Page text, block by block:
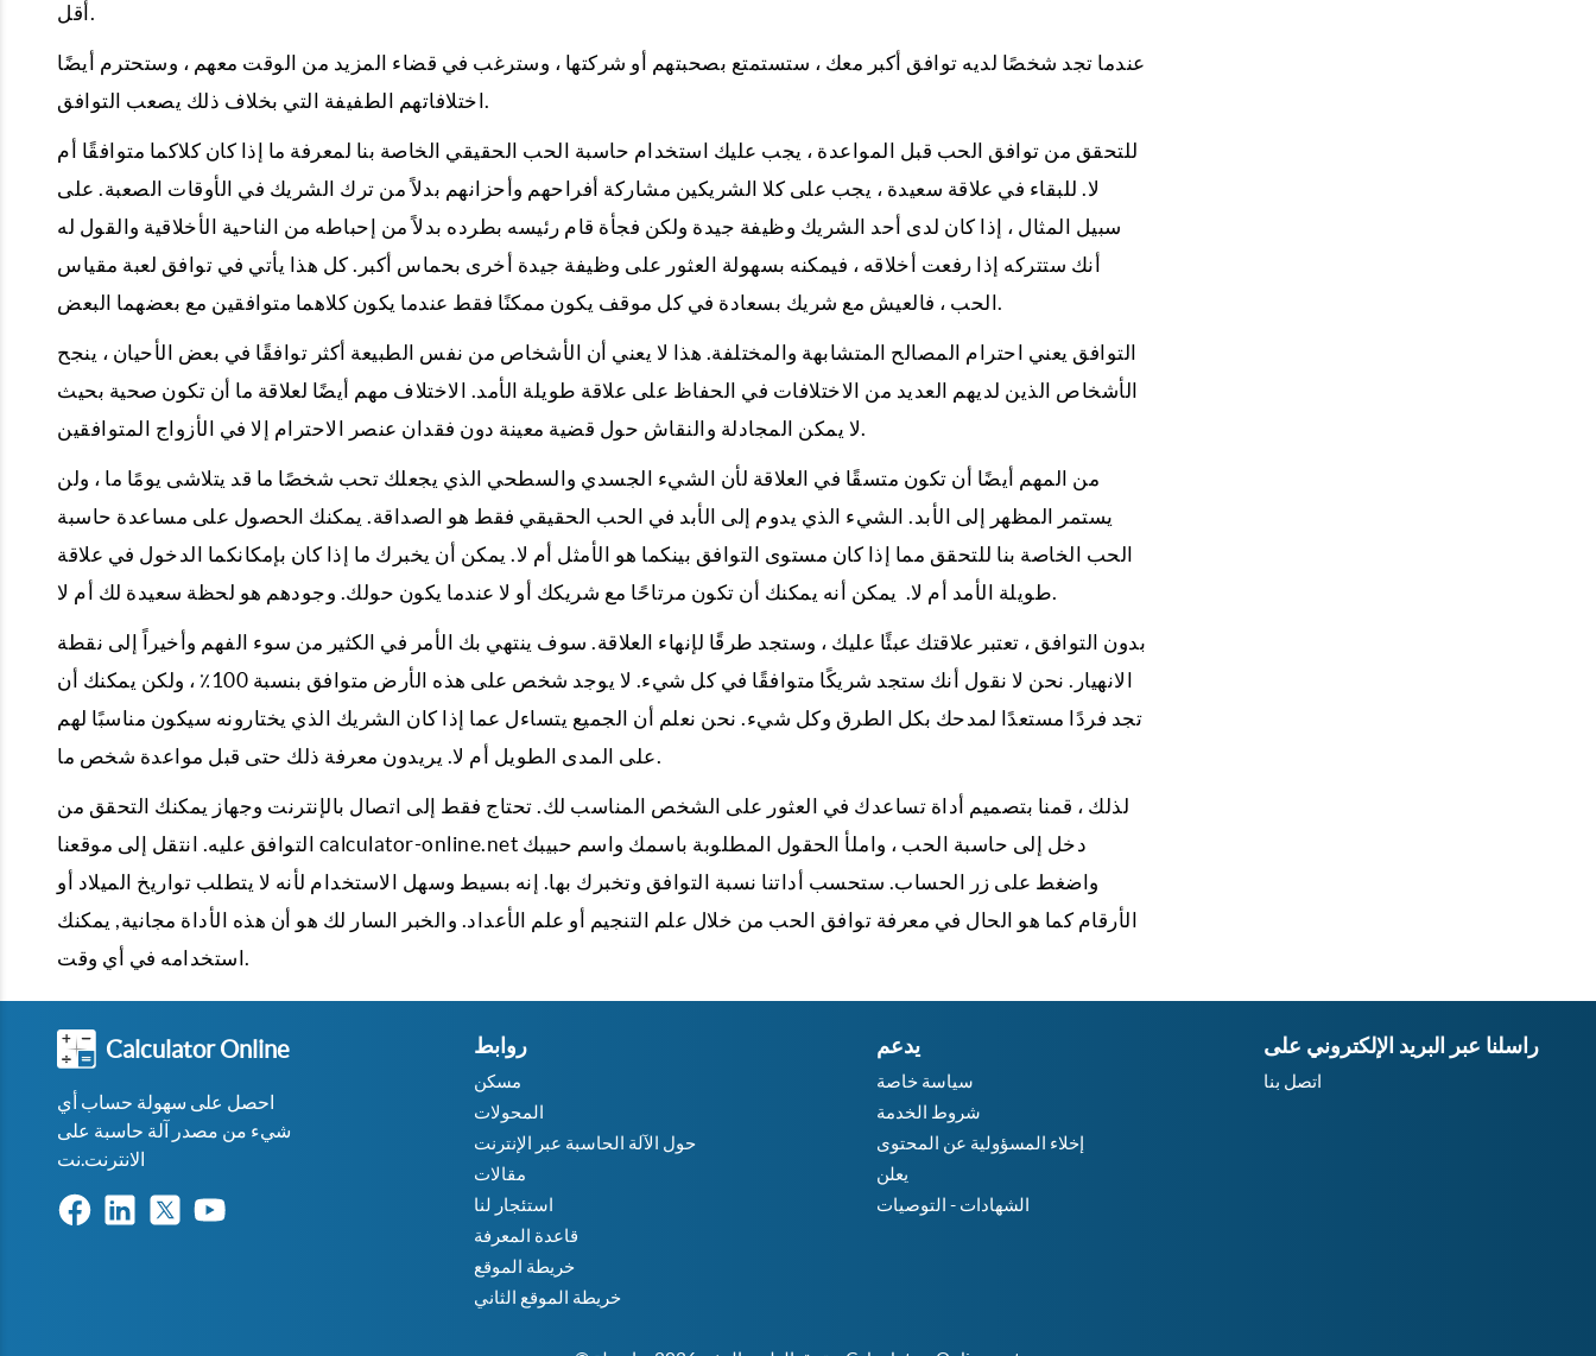
أقل.
عندما تجد شخصًا لديه توافق أكبر معك ، ستستمتع بصحبتهم أو شركتها ، وسترغب في قضاء المزيد من الوقت معهم ، وستحترم أيضًا
اختلافاتهم الطفيفة التي بخلاف ذلك يصعب التوافق.
للتحقق من توافق الحب قبل المواعدة ، يجب عليك استخدام حاسبة الحب الحقيقي الخاصة بنا لمعرفة ما إذا كان كلاكما متوافقًا أم
لا. للبقاء في علاقة سعيدة ، يجب على كلا الشريكين مشاركة أفراحهم وأحزانهم بدلاً من ترك الشريك في الأوقات الصعبة. على
سبيل المثال ، إذا كان لدى أحد الشريك وظيفة جيدة ولكن فجأة قام رئيسه بطرده بدلاً من إحباطه من الناحية الأخلاقية والقول له
أنك ستتركه إذا رفعت أخلاقه ، فيمكنه بسهولة العثور على وظيفة جيدة أخرى بحماس أكبر. كل هذا يأتي في توافق لعبة مقياس
الحب ، فالعيش مع شريك بسعادة في كل موقف يكون ممكنًا فقط عندما يكون كلاهما متوافقين مع بعضهما البعض.
التوافق يعني احترام المصالح المتشابهة والمختلفة. هذا لا يعني أن الأشخاص من نفس الطبيعة أكثر توافقًا في بعض الأحيان ، ينجح
الأشخاص الذين لديهم العديد من الاختلافات في الحفاظ على علاقة طويلة الأمد. الاختلاف مهم أيضًا لعلاقة ما أن تكون صحية بحيث
لا يمكن المجادلة والنقاش حول قضية معينة دون فقدان عنصر الاحترام إلا في الأزواج المتوافقين.
من المهم أيضًا أن تكون متسقًا في العلاقة لأن الشيء الجسدي والسطحي الذي يجعلك تحب شخصًا ما قد يتلاشى يومًا ما ، ولن
يستمر المظهر إلى الأبد. الشيء الذي يدوم إلى الأبد في الحب الحقيقي فقط هو الصداقة. يمكنك الحصول على مساعدة حاسبة
الحب الخاصة بنا للتحقق مما إذا كان مستوى التوافق بينكما هو الأمثل أم لا. يمكن أن يخبرك ما إذا كان بإمكانكما الدخول في علاقة
طويلة الأمد أم لا. يمكن أنه يمكنك أن تكون مرتاحًا مع شريكك أو لا عندما يكون حولك. وجودهم هو لحظة سعيدة لك أم لا.
بدون التوافق ، تعتبر علاقتك عبئًا عليك ، وستجد طرقًا لإنهاء العلاقة. سوف ينتهي بك الأمر في الكثير من سوء الفهم وأخيراً إلى نقطة
الانهيار. نحن لا نقول أنك ستجد شريكًا متوافقًا في كل شيء. لا يوجد شخص على هذه الأرض متوافق بنسبة 100٪ ، ولكن يمكنك أن
تجد فردًا مستعدًا لمدحك بكل الطرق وكل شيء. نحن نعلم أن الجميع يتساءل عما إذا كان الشريك الذي يختارونه سيكون مناسبًا لهم
على المدى الطويل أم لا. يريدون معرفة ذلك حتى قبل مواعدة شخص ما.
لذلك ، قمنا بتصميم أداة تساعدك في العثور على الشخص المناسب لك. تحتاج فقط إلى اتصال بالإنترنت وجهاز يمكنك التحقق من
التوافق عليه. انتقل إلى موقعنا calculator-online.net دخل إلى حاسبة الحب ، واملأ الحقول المطلوبة باسمك واسم حبيبك
واضغط على زر الحساب. ستحسب أداتنا نسبة التوافق وتخبرك بها. إنه بسيط وسهل الاستخدام لأنه لا يتطلب تواريخ الميلاد أو
الأرقام كما هو الحال في معرفة توافق الحب من خلال علم التنجيم أو علم الأعداد. والخبر السار لك هو أن هذه الأداة مجانية, يمكنك
استخدامه في أي وقت.
Calculator Online
احصل على سهولة حساب أي
شيء من مصدر آلة حاسبة على
الانترنت.نت
روابط
مسكن
المحولات
حول الآلة الحاسبة عبر الإنترنت
مقالات
استئجار لنا
قاعدة المعرفة
خريطة الموقع
خريطة الموقع الثاني
يدعم
سياسة خاصة
شروط الخدمة
إخلاء المسؤولية عن المحتوى
يعلن
الشهادات - التوصيات
راسلنا عبر البريد الإلكتروني على
اتصل بنا